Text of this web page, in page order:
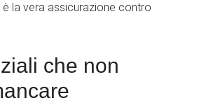
la vera assicurazione contro
che non